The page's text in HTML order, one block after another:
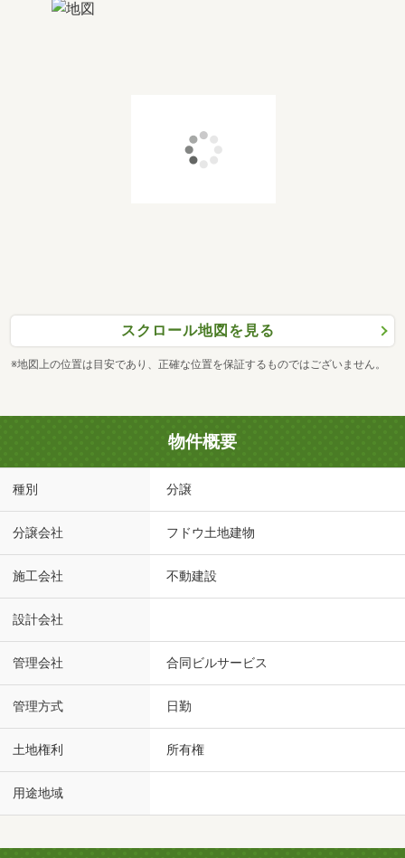
スクロール地図を見る
※地図上の位置は目安であり、正確な位置を保証するものではございません。
物件概要
種別 分譲
分譲会社 フドウ土地建物
施工会社 不動建設
設計会社
管理会社 合同ビルサービス
管理方式 日勤
土地権利 所有権
用途地域